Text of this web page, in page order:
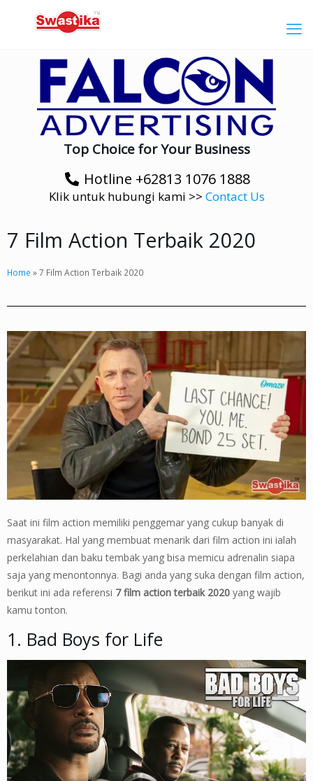
Top Choice for Your Business
Hotline +62813 1076 1888
Klik untuk hubungi kami >> Contact Us
7 Film Action Terbaik 2020
Home »7 Film Action Terbaik 2020
Saat ini film action memiliki penggemar yang cukup banyak di
masyarakat. Hal yang membuat menarik dari film action ini ialah
perkelahian dan baku tembak yang bisa memicu adrenalin siapa
saja yang menontonnya. Bagi anda yang suka dengan film action,
berikut ini ada referensi 7 film action terbaik 2020 yang wajib
kamu tonton.
1. Bad Boys for Life